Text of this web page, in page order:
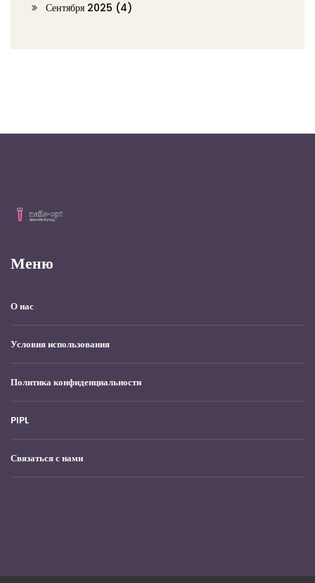
Сентября 2025 (4)
Меню
О нас
Условия использования
Политика конфиденциальности
PIPL
Связаться с нами